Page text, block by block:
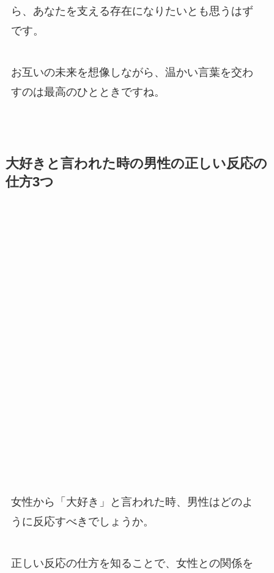
ら、あなたを支える存在になりたいとも思うはず
です。
お互いの未来を想像しながら、温かい言葉を交わ
すのは最高のひとときですね。
大好きと言われた時の男性の正しい反応の
仕方3つ
女性から「大好き」と言われた時、男性はどのよ
うに反応すべきでしょうか。
正しい反応の仕方を知ることで、女性との関係を